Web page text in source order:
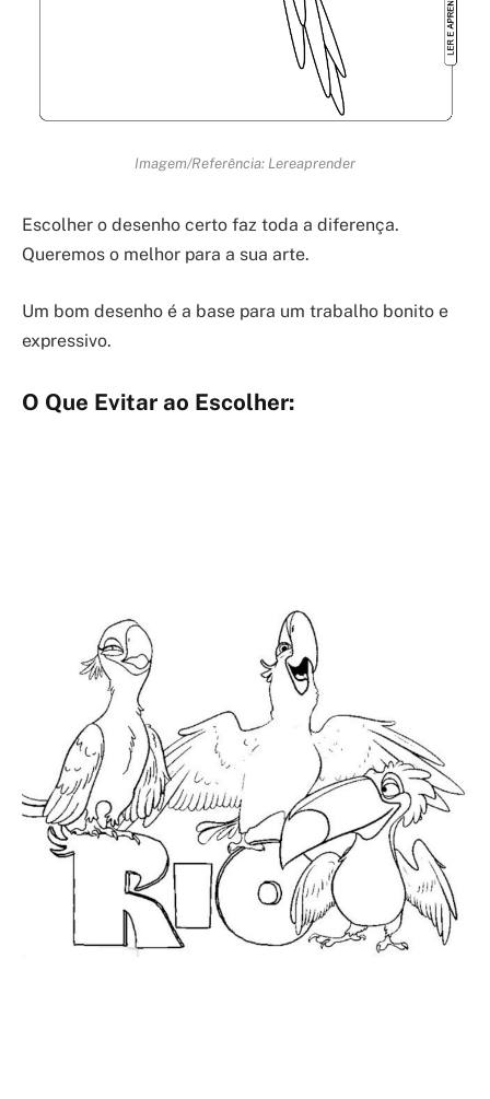
Imagem/Referência: Lereaprender
Escolher o desenho certo faz toda a diferença.
Queremos o melhor para a sua arte.
Um bom desenho é a base para um trabalho bonito e
expressivo.
O Que Evitar ao Escolher: